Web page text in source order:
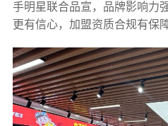
手明星联合品宣，品牌影响力
更有信心，加盟资质合规有保障